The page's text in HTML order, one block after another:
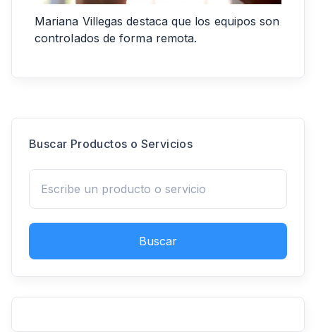
Mariana Villegas destaca que los equipos son
controlados de forma remota.
Buscar Productos o Servicios
Buscar